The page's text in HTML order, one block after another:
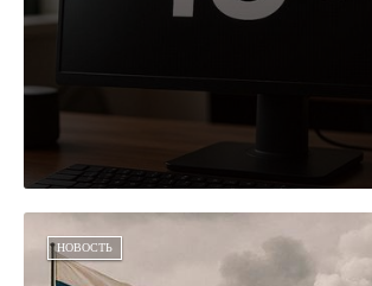
НОВОСТЬ